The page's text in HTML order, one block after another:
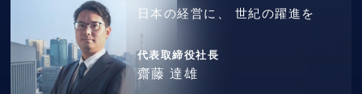
日本の経営に、 世紀の躍進を
代表取締役社長
齋藤 達雄